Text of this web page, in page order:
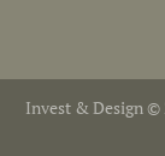
Invest & Design ©